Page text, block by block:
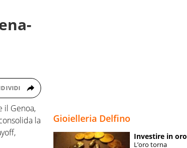
il Genoa,
la
Gioielleria Delfino
Investire in oro
L’oro torna